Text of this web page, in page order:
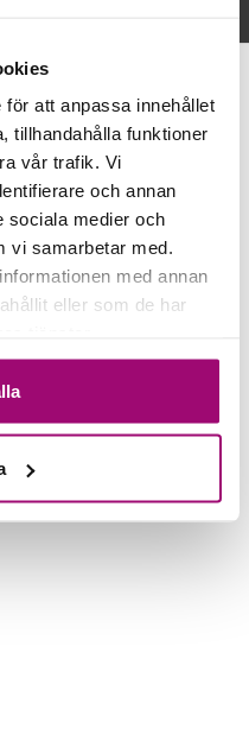
att anpassa innehållet
tillhandahålla funktioner
vår trafik. Vi
och annan
sociala medier och
vi samarbetar med.
med annan
eller som de har
2320